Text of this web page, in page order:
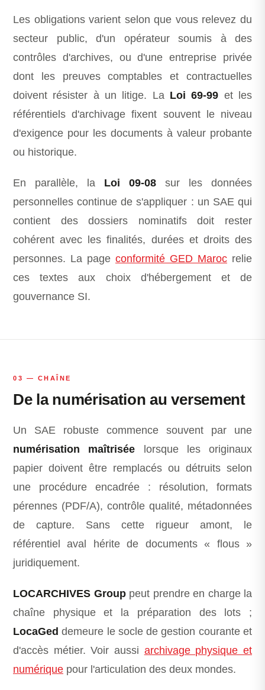
Les obligations varient selon que vous relevez du
secteur public, d'un opérateur soumis à des
contrôles d'archives, ou d'une entreprise privée
dont les preuves comptables et contractuelles
doivent résister à un litige. La Loi 69-99 et les
référentiels d'archivage fixent souvent le niveau
d'exigence pour les documents à valeur probante
ou historique.
En parallèle, la Loi 09-08 sur les données
personnelles continue de s'appliquer : un SAE qui
contient des dossiers nominatifs doit rester
cohérent avec les finalités, durées et droits des
personnes. La page conformité GED Maroc relie
ces textes aux choix d'hébergement et de
gouvernance SI.
03 — CHAÎNE
De la numérisation au versement
Un SAE robuste commence souvent par une
numérisation maîtrisée lorsque les originaux
papier doivent être remplacés ou détruits selon
une procédure encadrée : résolution, formats
pérennes (PDF/A), contrôle qualité, métadonnées
de capture. Sans cette rigueur amont, le
référentiel aval hérite de documents « flous »
juridiquement.
LOCARCHIVES Grouppeut prendre en charge la
chaîne physique et la préparation des lots ;
LocaGed demeure le socle de gestion courante et
d'accès métier. Voir aussi archivage physique et
numérique pour l'articulation des deux mondes.